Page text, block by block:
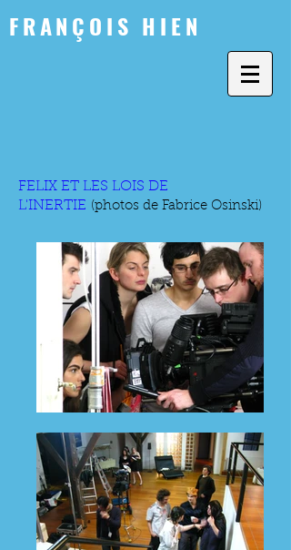
FRANÇOIS HIEN
FELIX ET LES LOIS DE
L'INERTIE (photos de Fabrice Osinski)